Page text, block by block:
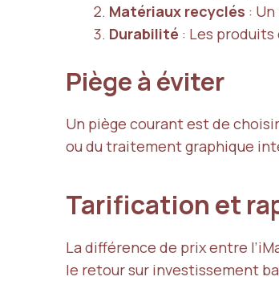
Matériaux recyclés :
Durabilité : Les
Piège à éviter
Un piège courant est de
ou du traitement graphique
Tarification et
La différence de prix entre
le retour sur investissement